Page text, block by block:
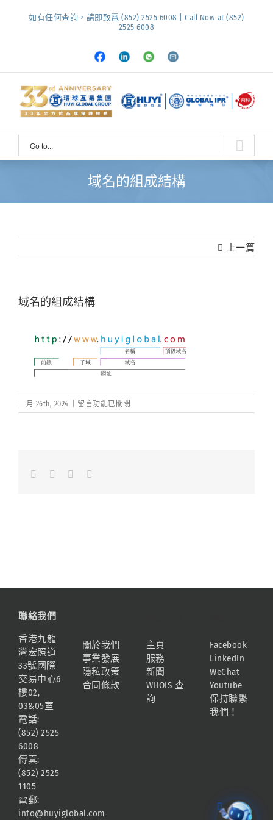
如有任何查詢，請即致電 (852) 2525 6008 | Call Now at (852)
2525 6008
Facebook
LinkedInWhatsapp
Email
Go to...
域名的組成結構
上一篇
域名的組成結構
二月 26th, 2024
在
〈域
構〉
留言功能已關閉
FacebookLinkedInWhatsapp
聯絡我們
香港九龍
灣宏照道
33號國際
交易中心6
樓02,
03&05室
電話:
(852) 2525
6008
傳真:
(852) 2525
1105
電郵:
info@huyiglobal.com
關於我們
事業發展
隱私政策
合同條款
主頁
服務
新聞
WHOIS 查
詢
Facebook
LinkedIn
WeChat
Youtube
保持聯繫
我們！